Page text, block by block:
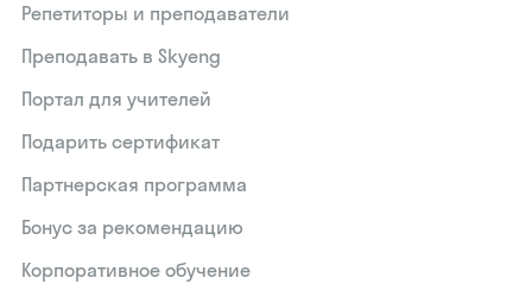
Репетиторы и преподаватели
Преподавать в Skyeng
Портал для учителей
Подарить сертификат
Партнерская программа
Бонус за рекомендацию
Корпоративное обучение